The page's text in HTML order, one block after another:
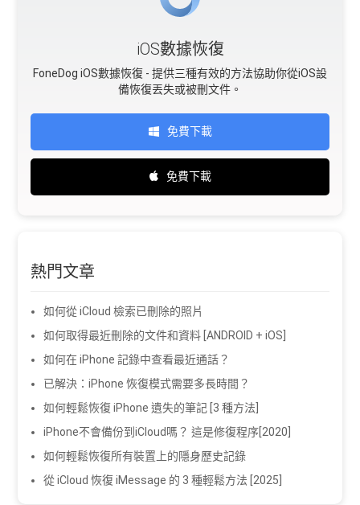
iOS數據恢復
FoneDog iOS數據恢復 - 提供三種有效的方法協助你從iOS設
備恢復丟失或被刪文件。
免費下載
免費下載
熱門文章
如何從 iCloud 檢索已刪除的照片
如何取得最近刪除的文件和資料 [ANDROID + iOS]
如何在 iPhone 記錄中查看最近通話？
已解決：iPhone 恢復模式需要多長時間？
如何輕鬆恢復 iPhone 遺失的筆記 [3 種方法]
iPhone不會備份到iCloud嗎？ 這是修復程序[2020]
如何輕鬆恢復所有裝置上的隱身歷史記錄
從 iCloud 恢復 iMessage 的 3 種輕鬆方法 [2025]